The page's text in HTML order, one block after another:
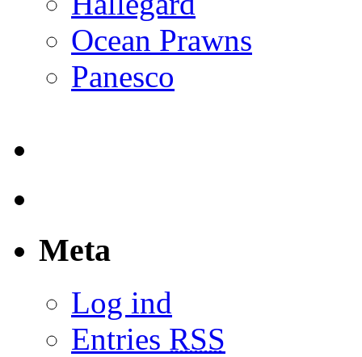
Ocean Prawns
Panesco
Meta
Log ind
Entries RSS